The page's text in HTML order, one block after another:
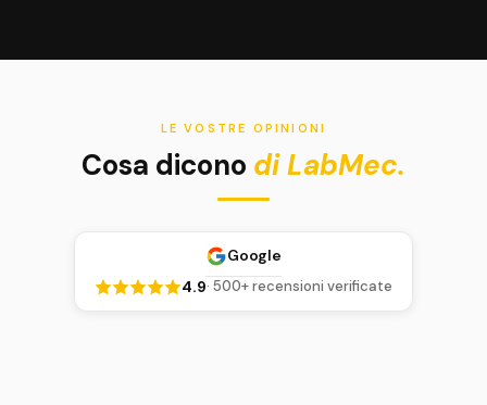
LE VOSTRE OPINIONI
Cosa dicono di LabMec.
Google
4.9· 500+ recensioni verificate